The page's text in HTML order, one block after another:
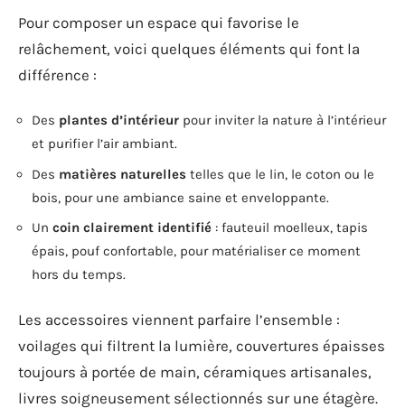
Pour composer un espace qui favorise le
relâchement, voici quelques éléments qui font la
différence :
Des plantes d’intérieur pour inviter la nature à l’intérieur
et purifier l’air ambiant.
Des matières naturelles telles que le lin, le coton ou le
bois, pour une ambiance saine et enveloppante.
Un coin clairement identifié : fauteuil moelleux, tapis
épais, pouf confortable, pour matérialiser ce moment
hors du temps.
Les accessoires viennent parfaire l’ensemble :
voilages qui filtrent la lumière, couvertures épaisses
toujours à portée de main, céramiques artisanales,
livres soigneusement sélectionnés sur une étagère.